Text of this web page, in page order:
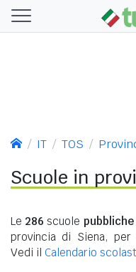
IT TOS
Scuole in
Le 286 scuole pubbliche
provincia di Siena,
Vedi il Calendario